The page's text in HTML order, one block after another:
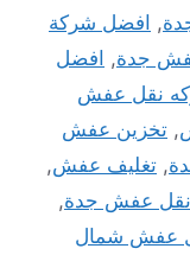
, افضل شركة
جدة, افضل
نقل عفش
, تخزين عفش
, تغليف عفش,
نقل عفش جدة,
عفش شمال